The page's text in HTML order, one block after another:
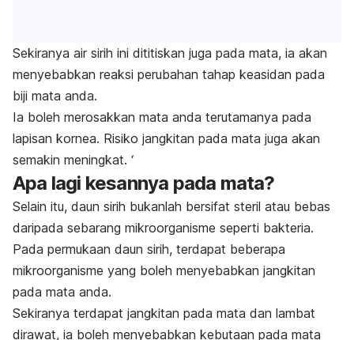
Sekiranya air sirih ini dititiskan juga pada mata, ia akan
menyebabkan reaksi perubahan tahap keasidan pada
biji mata anda.
Ia boleh merosakkan mata anda terutamanya pada
lapisan kornea. Risiko jangkitan pada mata juga akan
semakin meningkat. ‘
Apa lagi kesannya pada mata?
Selain itu, daun sirih bukanlah bersifat steril atau bebas
daripada sebarang mikroorganisme seperti bakteria.
Pada permukaan daun sirih, terdapat beberapa
mikroorganisme yang boleh menyebabkan jangkitan
pada mata anda.
Sekiranya terdapat jangkitan pada mata dan lambat
dirawat, ia boleh menyebabkan kebutaan pada mata